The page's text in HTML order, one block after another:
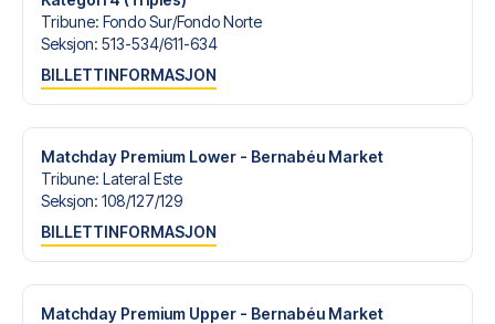
Tribune: Fondo Sur/​Fondo Norte
Seksjon: 513-534/​611-634
BILLETTINFORMASJON
Matchday Premium Lower - Bernabéu Market
Tribune: Lateral Este
Seksjon: 108/​127/​129
BILLETTINFORMASJON
Matchday Premium Upper - Bernabéu Market